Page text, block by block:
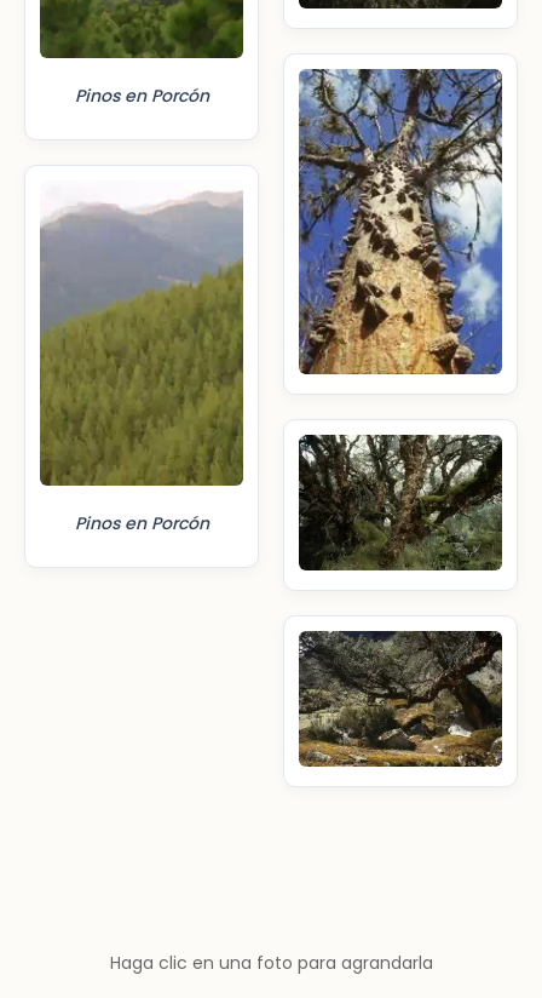
Pinos en Porcón
Pinos en Porcón
Haga clic en una foto para agrandarla